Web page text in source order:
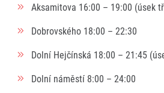
Aksamitova 16:00 – 19:00 (úsek
Dobrovského 18:00 – 22:30
Dolní Hejčínská 18:00 – 21:45
Dolní náměstí 8:00 – 24:00